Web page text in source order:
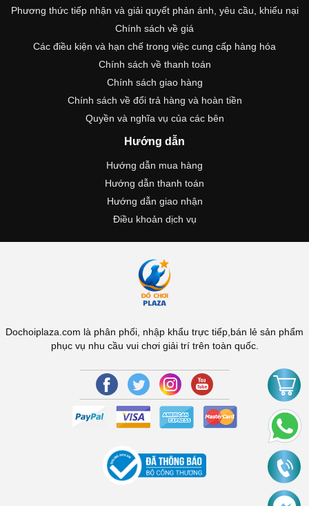
Phương thức tiếp nhận và giải quyết phản ánh, yêu cầu, khiếu nại
Chính sách về giá
Các điều kiện và hạn chế trong việc cung cấp hàng hóa
Chính sách về thanh toán
Chính sách giao hàng
Chính sách về đổi trả hàng và hoàn tiền
Quyền và nghĩa vụ của các bên
Hướng dẫn
Hướng dẫn mua hàng
Hướng dẫn thanh toán
Hướng dẫn giao nhận
Điều khoản dịch vụ
Dochoiplaza.com là phân phối, nhập khẩu trực tiếp,bán lẻ sản phẩm
phục vụ nhu cầu vui chơi giải trí trên toàn quốc.